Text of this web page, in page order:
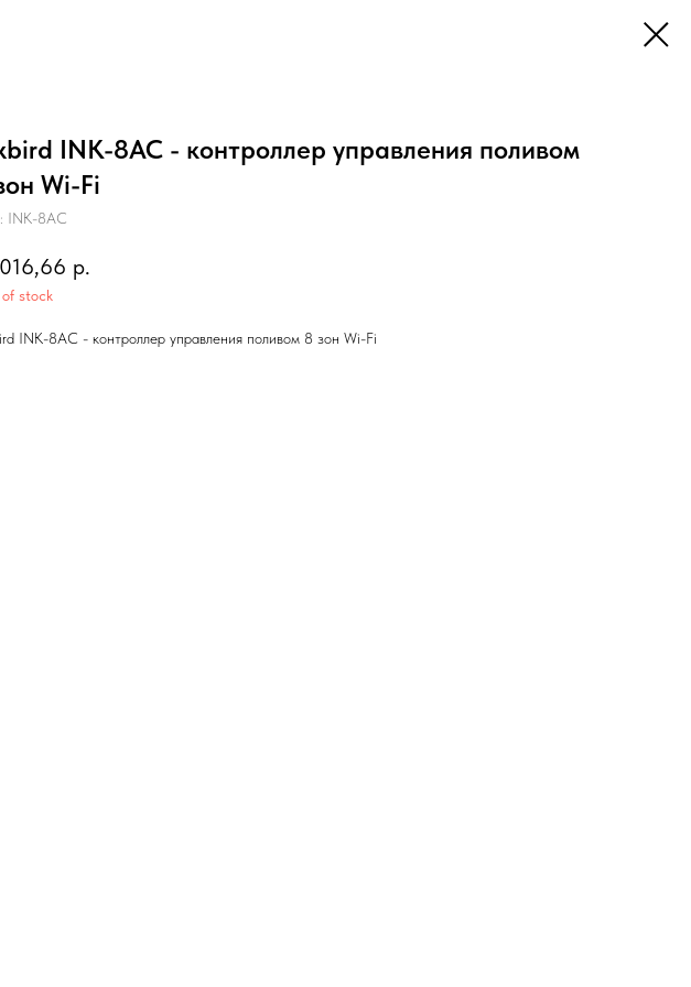
INK-8AC - контроллер управления поливом
Wi-Fi
INK-8AC
р.
stock
INK-8AC - контроллер управления поливом 8 зон Wi-Fi